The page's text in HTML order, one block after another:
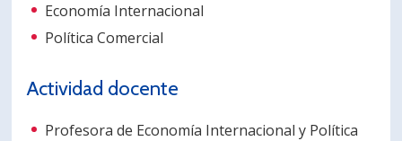
Economía Internacional
Política Comercial
Actividad docente
Profesora de Economía Internacional y Política